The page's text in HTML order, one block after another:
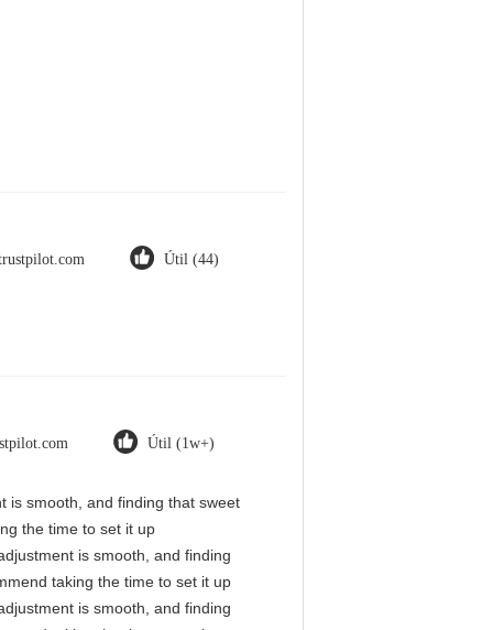
Útil (44)
Útil (1w+)
is smooth, and finding that sweet
the time to set it up
is smooth, and finding
taking the time to set it up
is smooth, and finding